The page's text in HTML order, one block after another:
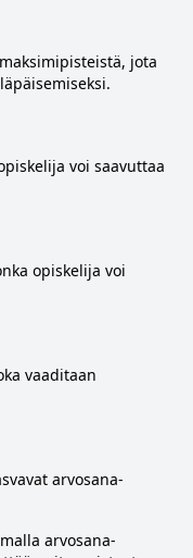
jota
voi saavuttaa
opiskelija voi
vaaditaan
arvosana-
arvosana-